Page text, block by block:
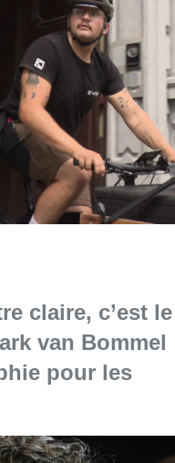
"Dernier kilomètre :
claire, c’est le
van Bommel
pour les